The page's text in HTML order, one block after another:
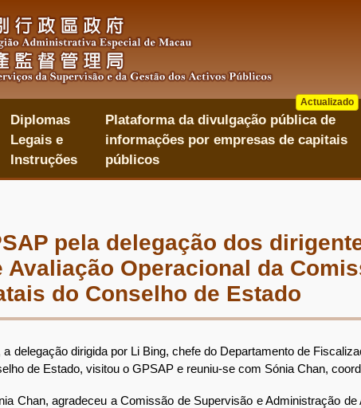
Diplomas
Legais e
Instruções
Plataforma da divulgação pública de
informações por empresas de capitais
públicos
Actualizado
pela delegação dos
Avaliação Operacional da
do Conselho de Estado
dirigida por Li Bing, chefe do Departamento de
de Estado, visitou o GPSAP e reuniu-se com Sónia Chan,
agradeceu a Comissão de Supervisão e Administração